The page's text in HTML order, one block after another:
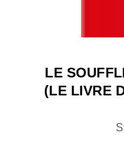
LE
(LE LIVRE